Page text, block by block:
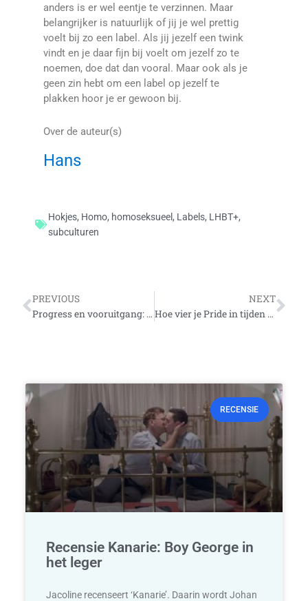
anders is er wel eentje te verzinnen. Maar
belangrijker is natuurlijk of jij je wel prettig
voelt bij zo een label. Als jij jezelf een twink
vindt en je daar fijn bij voelt om jezelf zo te
noemen, doe dat dan vooral. Maar ook als je
geen zin hebt om een label op jezelf te
plakken hoor je er gewoon bij.
Over de auteur(s)
Hans
Hokjes, Homo, homoseksueel, Labels, LHBT+,
subculturen
Vorige
PREVIOUS
Progress en vooruitgang: het belang van de Progress Pride-vlag
NEXT
Hoe vier je Pride in tijden van Corona?
RECENSIE
Recensie Kanarie: Boy George in
het leger
Jacoline recenseert ‘Kanarie’. Daarin wordt Johan